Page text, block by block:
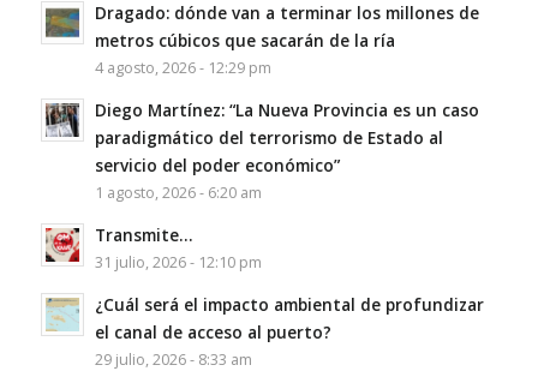
Dragado: dónde van a terminar los millones de
metros cúbicos que sacarán de la ría
4 agosto, 2026 - 12:29 pm
Diego Martínez: “La Nueva Provincia es un caso
paradigmático del terrorismo de Estado al
servicio del poder económico”
1 agosto, 2026 - 6:20 am
Transmite…
31 julio, 2026 - 12:10 pm
¿Cuál será el impacto ambiental de profundizar
el canal de acceso al puerto?
29 julio, 2026 - 8:33 am